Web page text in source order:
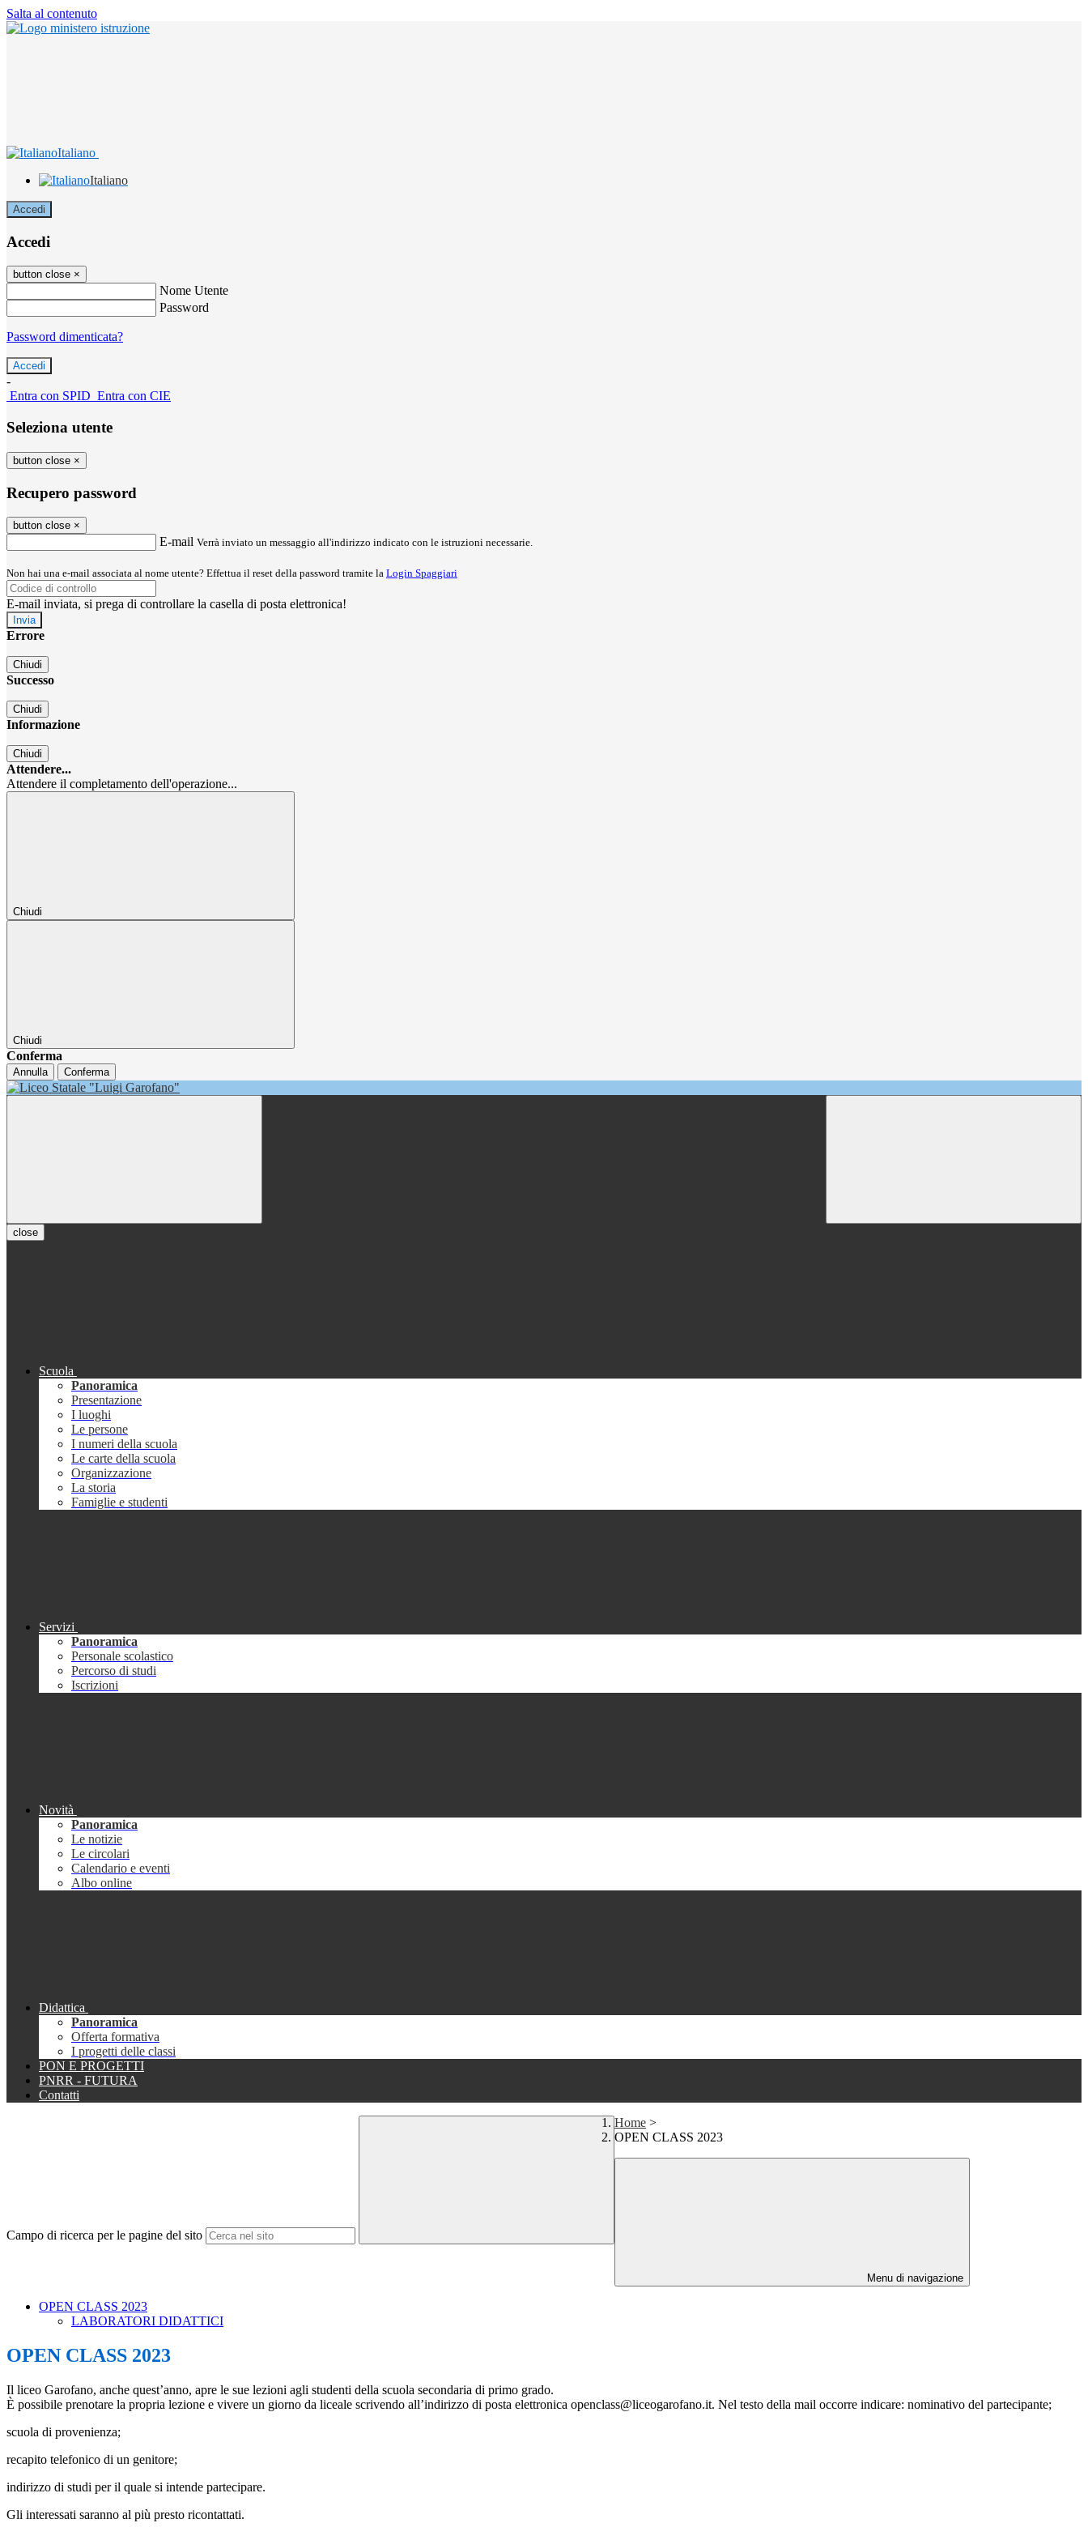
Salta al contenuto
Italiano
Italiano
Accedi
Accedi
button close ×
Nome Utente
Password
Password dimenticata?
-
Entra con SPID Entra con CIE
Seleziona utente
button close ×
Recupero password
button close ×
E-mail Verrà inviato un messaggio all'indirizzo indicato con le istruzioni necessarie.
Non hai una e-mail associata al nome utente? Effettua il reset della password tramite la Login Spaggiari
E-mail inviata, si prega di controllare la casella di posta elettronica!
Errore
Chiudi
Successo
Chiudi
Informazione
Chiudi
Attendere...
Attendere il completamento dell'operazione...
Chiudi
Chiudi
Conferma
Annulla Conferma
close
Scuola
Panoramica
Presentazione
I luoghi
Le persone
I numeri della scuola
Le carte della scuola
Organizzazione
La storia
Famiglie e studenti
Servizi
Panoramica
Personale scolastico
Percorso di studi
Iscrizioni
Novità
Panoramica
Le notizie
Le circolari
Calendario e eventi
Albo online
Didattica
Panoramica
Offerta formativa
I progetti delle classi
PON E PROGETTI
PNRR - FUTURA
Contatti
Campo di ricerca per le pagine del sito
Home >
OPEN CLASS 2023
Menu di navigazione
OPEN CLASS 2023
LABORATORI DIDATTICI
OPEN CLASS 2023
Il liceo Garofano, anche quest’anno, apre le sue lezioni agli studenti della scuola secondaria di primo grado.
È possibile prenotare la propria lezione e vivere un giorno da liceale scrivendo all’indirizzo di posta elettronica openclass@liceogarofano.it. Nel testo della mail occorre indicare: nominativo del partecipante;
scuola di provenienza;
recapito telefonico di un genitore;
indirizzo di studi per il quale si intende partecipare.
Gli interessati saranno al più presto ricontattati.